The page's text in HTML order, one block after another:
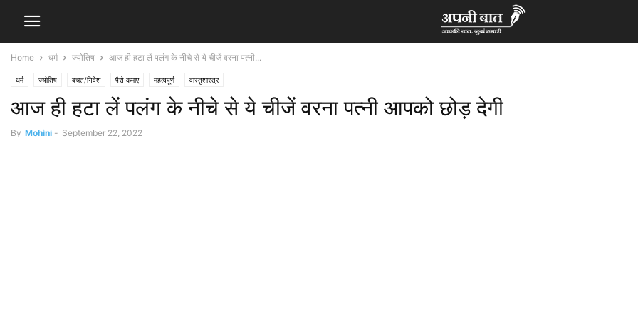
Home धर्म ज्योतिष आज ही हटा लें पलंग के नीचे से ये चीजें वरना पत्नी...
धर्म ज्योतिष बचत/निवेश पैसे कमाए महत्वपूर्ण वास्तुशास्त्र
आज ही हटा लें पलंग के नीचे से ये चीजें वरना पत्नी आपको छोड़ देगी
By Mohini - September 22, 2022